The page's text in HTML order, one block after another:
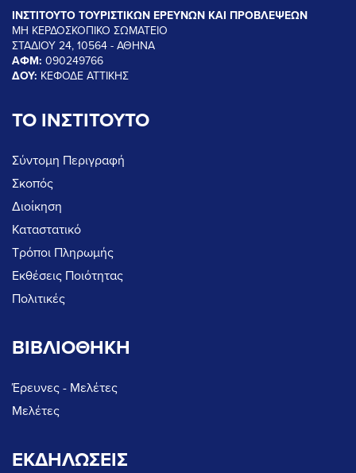
ΙΝΣΤΙΤΟΥΤΟ ΤΟΥΡΙΣΤΙΚΩΝ ΕΡΕΥΝΩΝ ΚΑΙ ΠΡΟΒΛΕΨΕΩΝ
ΜΗ ΚΕΡΔΟΣΚΟΠΙΚΟ ΣΩΜΑΤΕΙΟ
ΣΤΑΔΙΟΥ 24, 10564 - ΑΘΗΝΑ
ΑΦΜ: 090249766
ΔΟΥ: ΚΕΦΟΔΕ ΑΤΤΙΚΗΣ
ΤΟ ΙΝΣΤΙΤΟΥΤΟ
Σύντομη Περιγραφή
Σκοπός
Διοίκηση
Καταστατικό
Τρόποι Πληρωμής
Εκθέσεις Ποιότητας
Πολιτικές
ΒΙΒΛΙΟΘΗΚΗ
Έρευνες - Μελέτες
Μελέτες
ΕΚΔΗΛΩΣΕΙΣ